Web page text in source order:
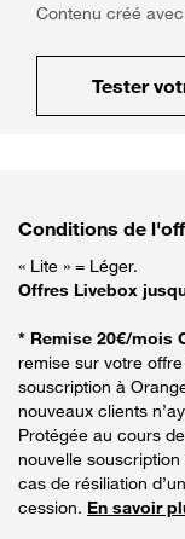
Contenu créé
Tester
Conditions de
« Lite » = Léger.
Offres Livebox
* Remise 20€/mois
remise sur votre
souscription à
nouveaux clients
Protégée au cours
nouvelle
cas de résiliation
cession. En savoir